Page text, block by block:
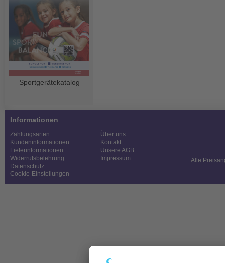
Sportgerätekatalog
Informationen
Zahlungsarten
Kundeninformationen
Lieferinformationen
Widerrufsbelehrung
Datenschutz
Cookie-Einstellungen
Über uns
Kontakt
Unsere AGB
Impressum
Alle